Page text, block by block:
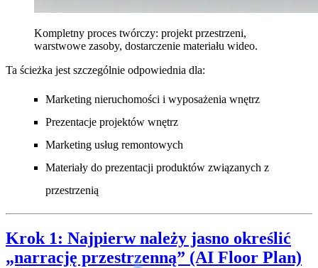
Kompletny proces twórczy: projekt przestrzeni,
warstwowe zasoby, dostarczenie materiału wideo.
Ta ścieżka jest szczególnie odpowiednia dla:
Marketing nieruchomości i wyposażenia wnętrz
Prezentacje projektów wnętrz
Marketing usług remontowych
Materiały do prezentacji produktów związanych z
przestrzenią
Krok 1: Najpierw należy jasno określić
„narrację przestrzenną” (AI Floor Plan)